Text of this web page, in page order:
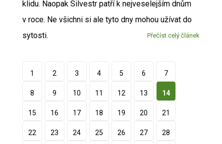
klidu. Naopak Silvestr patří k nejveselejším dnům
v roce. Ne všichni si ale tyto dny mohou užívat do
sytosti.
Přečíst celý článek
1 2 3 4 5 6 7
8 9 10 11 12 13 14
15 16 17 18 19 20 21
22 23 24 25 26 27 28